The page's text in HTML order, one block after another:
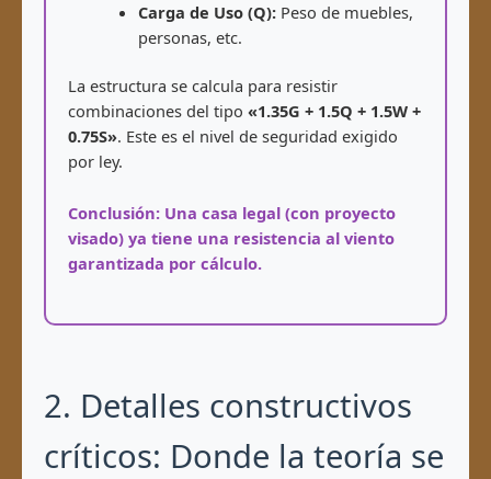
Carga de Uso (Q):Peso de muebles,
personas, etc.
La estructura se calcula para resistir
combinaciones del tipo «1.35G + 1.5Q + 1.5W +
0.75S». Este es el nivel de seguridad exigido
por ley.
Conclusión: Una casa legal (con proyecto
visado) ya tiene una resistencia al viento
garantizada por cálculo.
2. Detalles constructivos
críticos: Donde la teoría se